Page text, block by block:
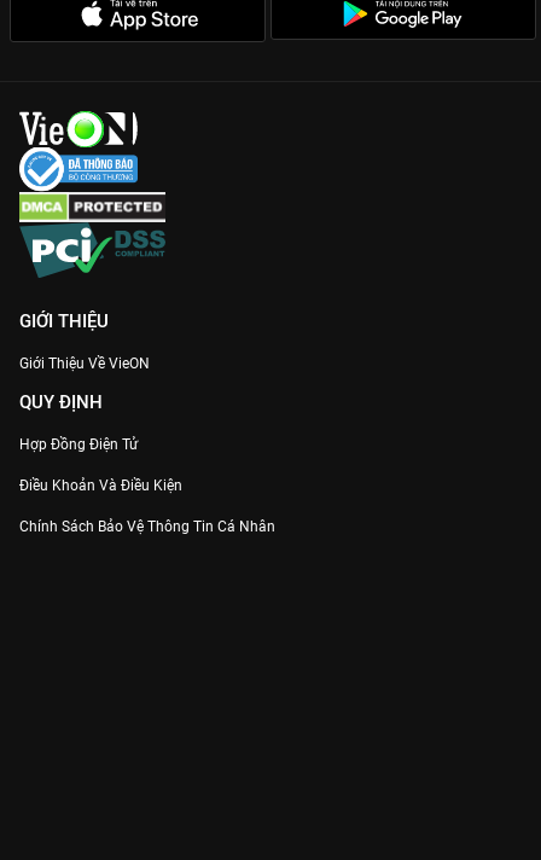
GIỚI THIỆU
Giới Thiệu Về VieON
QUY ĐỊNH
Hợp Đồng Điện Tử
Điều Khoản Và Điều Kiện
Chính Sách Bảo Vệ Thông Tin Cá Nhân